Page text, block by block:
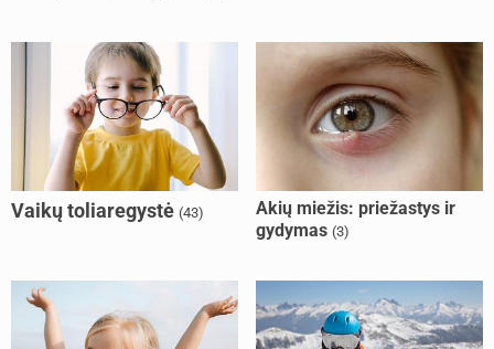
Vaikų toliaregystė (43)
Akių miežis: priežastys ir
gydymas (3)